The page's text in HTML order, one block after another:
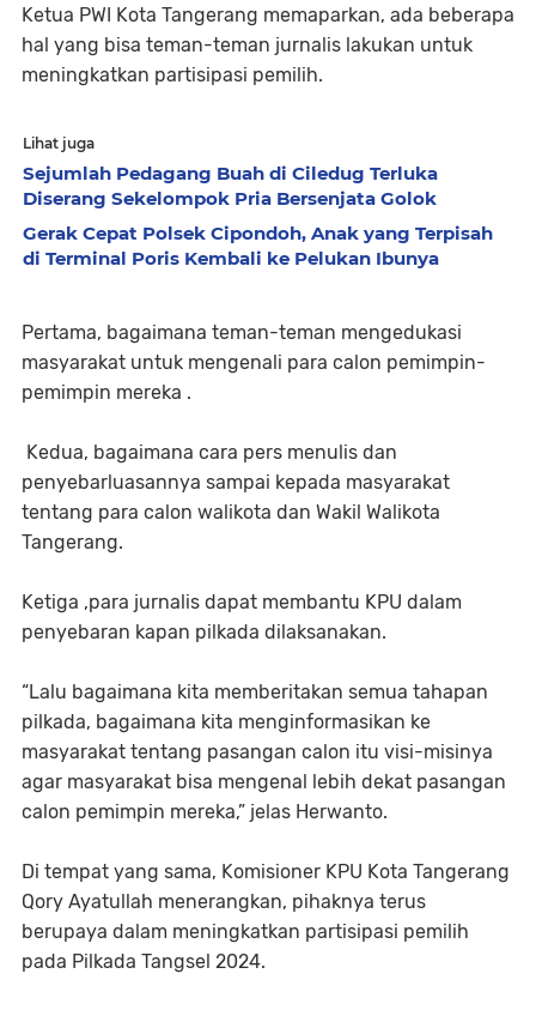
Ketua PWI Kota Tangerang memaparkan, ada beberapa
hal yang bisa teman-teman jurnalis lakukan untuk
meningkatkan partisipasi pemilih.
Lihat juga
Sejumlah Pedagang Buah di Ciledug Terluka
Diserang Sekelompok Pria Bersenjata Golok
Gerak Cepat Polsek Cipondoh, Anak yang Terpisah
di Terminal Poris Kembali ke Pelukan Ibunya
Pertama, bagaimana teman-teman mengedukasi
masyarakat untuk mengenali para calon pemimpin-
pemimpin mereka .
Kedua, bagaimana cara pers menulis dan
penyebarluasannya sampai kepada masyarakat
tentang para calon walikota dan Wakil Walikota
Tangerang.
Ketiga ,para jurnalis dapat membantu KPU dalam
penyebaran kapan pilkada dilaksanakan.
“Lalu bagaimana kita memberitakan semua tahapan
pilkada, bagaimana kita menginformasikan ke
masyarakat tentang pasangan calon itu visi-misinya
agar masyarakat bisa mengenal lebih dekat pasangan
calon pemimpin mereka,” jelas Herwanto.
Di tempat yang sama, Komisioner KPU Kota Tangerang
Qory Ayatullah menerangkan, pihaknya terus
berupaya dalam meningkatkan partisipasi pemilih
pada Pilkada Tangsel 2024.